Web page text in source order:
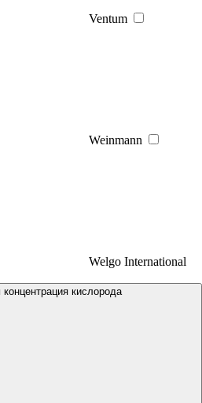
Ventum
Weinmann
Welgo International
кислорода